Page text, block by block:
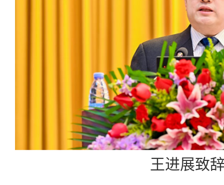
王进展致